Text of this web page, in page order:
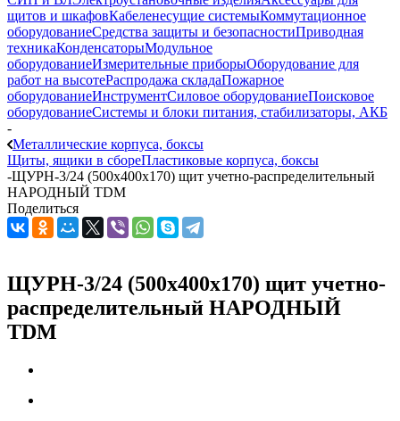
щитов и шкафовКабеленесущие системыКоммутационное
оборудованиеСредства защиты и безопасностиПриводная
техникаКонденсаторыМодульное
оборудованиеИзмерительные приборыОборудование для
работ на высотеРаспродажа складаПожарное
оборудованиеИнструментСиловое оборудованиеПоисковое
оборудованиеСистемы и блоки питания, стабилизаторы, АКБ
-
Металлические корпуса, боксы
Щиты, ящики в сбореПластиковые корпуса, боксы
-ЩУРН-3/24 (500х400х170) щит учетно-распределительный
НАРОДНЫЙ TDM
Поделиться
ЩУРН-3/24 (500х400х170) щит учетно-
распределительный НАРОДНЫЙ
TDM